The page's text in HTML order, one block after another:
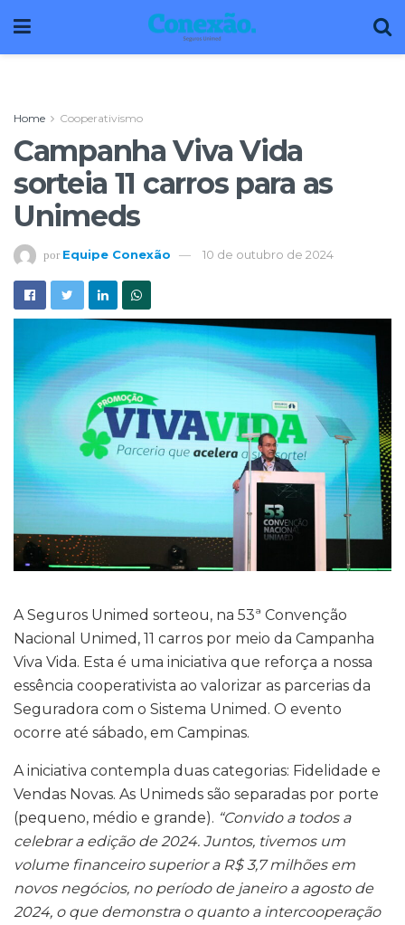
Home Cooperativismo
Campanha Viva Vida
sorteia 11 carros para as
Unimeds
por Equipe Conexão 10 de outubro de 2024
A Seguros Unimed sorteou, na 53ª Convenção
Nacional Unimed, 11 carros por meio da Campanha
Viva Vida. Esta é uma iniciativa que reforça a nossa
essência cooperativista ao valorizar as parcerias da
Seguradora com o Sistema Unimed. O evento
ocorre até sábado, em Campinas.
A iniciativa contempla duas categorias: Fidelidade e
Vendas Novas. As Unimeds são separadas por porte
(pequeno, médio e grande). “Convido a todos a
celebrar a edição de 2024. Juntos, tivemos um
volume financeiro superior a R$ 3,7 milhões em
novos negócios, no período de janeiro a agosto de
2024, o que demonstra o quanto a intercooperação